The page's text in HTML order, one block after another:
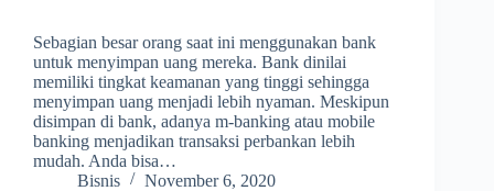
Sebagian besar orang saat ini menggunakan bank
untuk menyimpan uang mereka. Bank dinilai
memiliki tingkat keamanan yang tinggi sehingga
menyimpan uang menjadi lebih nyaman. Meskipun
disimpan di bank, adanya m-banking atau mobile
banking menjadikan transaksi perbankan lebih
mudah. Anda bisa…
Bisnis
November 6, 2020